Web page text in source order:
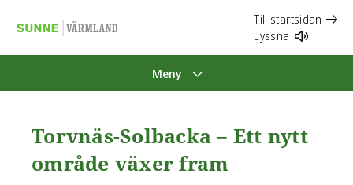
Till startsidan
Lyssna
Meny
Torvnäs-Solbacka – Ett nytt
område växer fram